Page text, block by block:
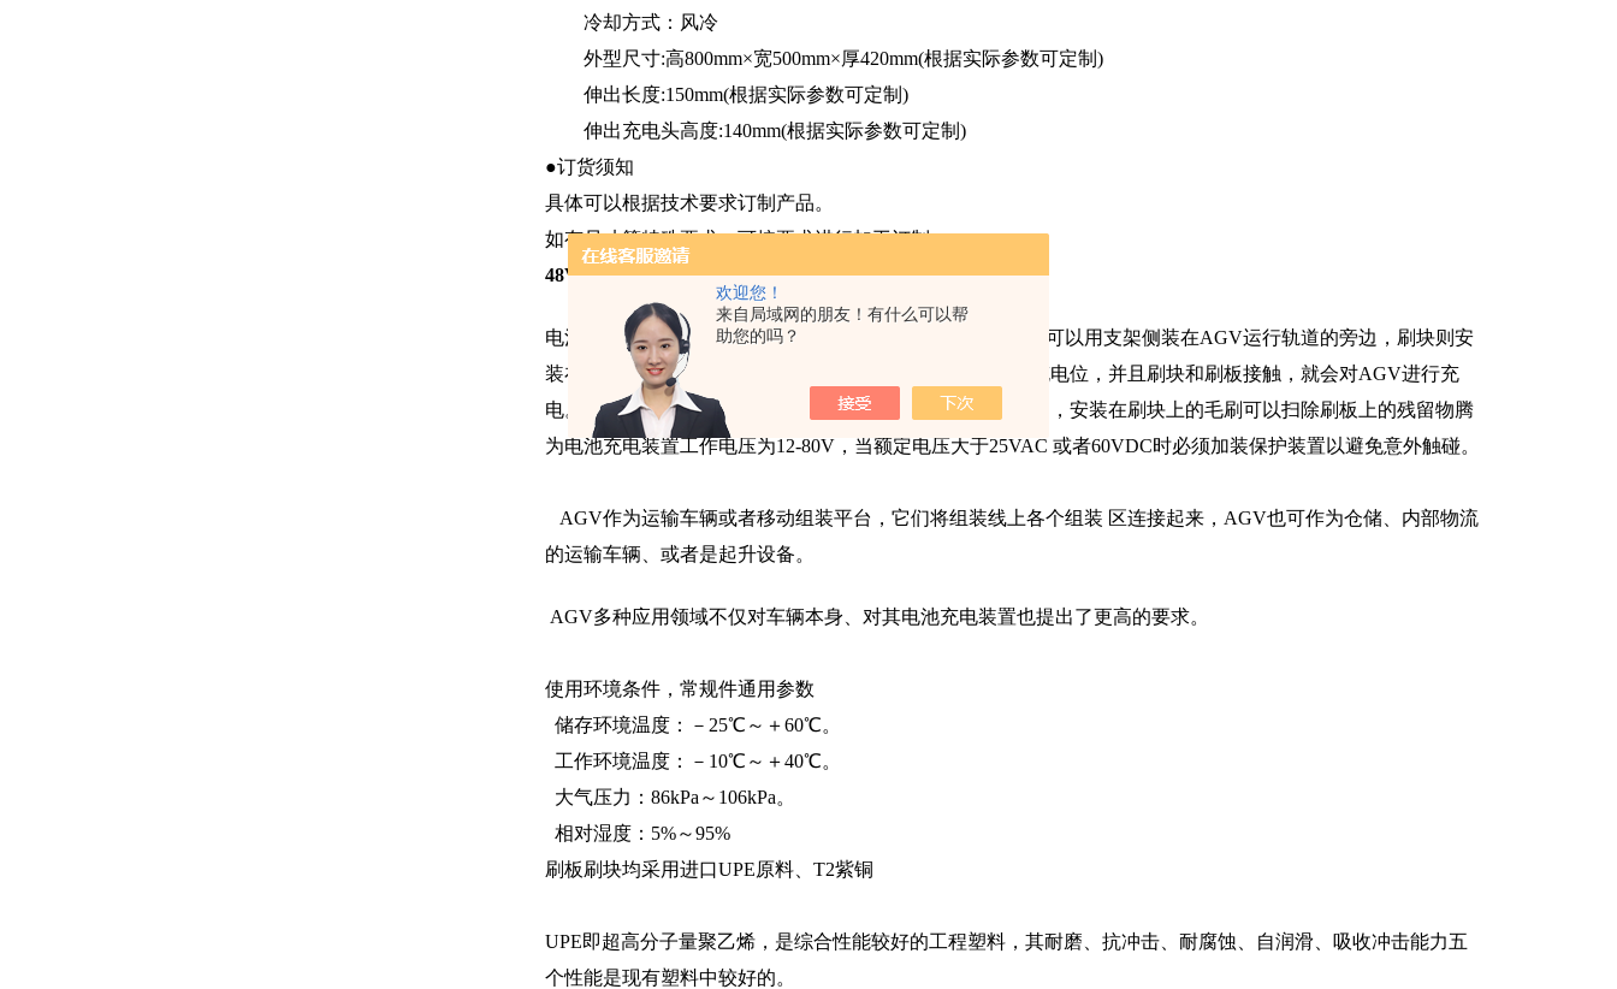
欢迎您！
来自局域网的朋友！有什么可以帮
助您的吗？
冷却方式：风冷
外型尺寸:高800mm×宽500mm×厚420mm(根据实际参数可定制)
伸出长度:150mm(根据实际参数可定制)
伸出充电头高度:140mm(根据实际参数可定制)
●订货须知
具体可以根据技术要求订制产品。
如有尺寸等特殊要求，可按要求进行加工订制。
48V100A智能充电站
电池充电装置由刷板和刷块组成，刷板安装在地面上，或者可以用支架侧装在AGV运行轨道的旁边，刷块则安
装在车辆上。工厂电源给刷板提供动力，一旦AGV行驶到充电位，并且刷块和刷板接触，就会对AGV进行充
电。刷板上的滑入/滑出斜面能够帮助刷块平稳的驶入或驶出，安装在刷块上的毛刷可以扫除刷板上的残留物腾
为电池充电装置工作电压为12-80V，当额定电压大于25VAC 或者60VDC时必须加装保护装置以避免意外触碰。
AGV作为运输车辆或者移动组装平台，它们将组装线上各个组装 区连接起来，AGV也可作为仓储、内部物流
的运输车辆、或者是起升设备。
AGV多种应用领域不仅对车辆本身、对其电池充电装置也提出了更高的要求。
使用环境条件，常规件通用参数
储存环境温度：－25℃～＋60℃。
工作环境温度：－10℃～＋40℃。
大气压力：86kPa～106kPa。
相对湿度：5%～95%
刷板刷块均采用进口UPE原料、T2紫铜
UPE即超高分子量聚乙烯，是综合性能较好的工程塑料，其耐磨、抗冲击、耐腐蚀、自润滑、吸收冲击能力五
个性能是现有塑料中较好的。